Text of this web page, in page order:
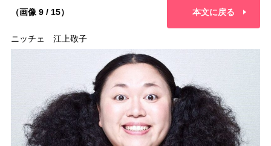
（画像 9 / 15） 本文に戻る
ニッチェ 江上敬子